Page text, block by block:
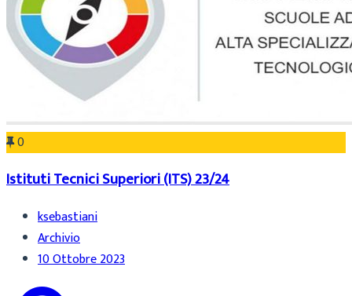
0
Istituti Tecnici Superiori (ITS) 23/24
ksebastiani
Archivio
10 Ottobre 2023